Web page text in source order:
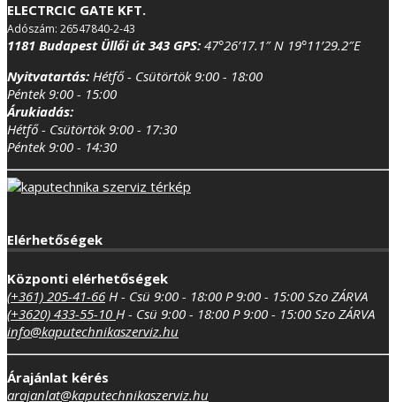
ELECTRCIC GATE KFT.
Adószám: 26547840-2-43
1181 Budapest Üllői út 343 GPS: 47°26’17.1″ N 19°11’29.2″E
Nyitvatartás: Hétfő - Csütörtök 9:00 - 18:00
Péntek 9:00 - 15:00
Árukiadás:
Hétfő - Csütörtök 9:00 - 17:30
Péntek 9:00 - 14:30
Elérhetőségek
Központi elérhetőségek
(+361) 205-41-66 H - Csü 9:00 - 18:00 P 9:00 - 15:00 Szo ZÁRVA
(+3620) 433-55-10 H - Csü 9:00 - 18:00 P 9:00 - 15:00 Szo ZÁRVA
info@kaputechnikaszerviz.hu
Árajánlat kérés
arajanlat@kaputechnikaszerviz.hu